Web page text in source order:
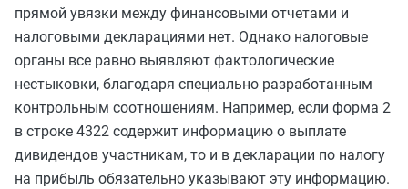
прямой увязки между финансовыми отчетами и
налоговыми декларациями нет. Однако налоговые
органы все равно выявляют фактологические
нестыковки, благодаря специально разработанным
контрольным соотношениям. Например, если форма 2
в строке 4322 содержит информацию о выплате
дивидендов участникам, то и в декларации по налогу
на прибыль обязательно указывают эту информацию.